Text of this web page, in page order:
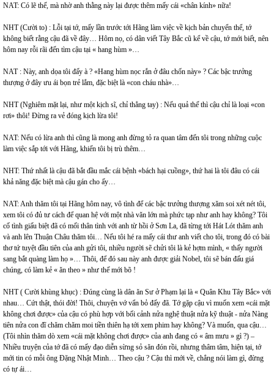
NAT: Có lẽ thế, mà nhờ anh thằng này lại được thêm mấy cái «chân kính» nữa!
NHT (Cười to) : Lỗi tại tớ, mấy lần trước tới Hãng làm việc về kịch bản chuyển thể, tớ
không biết rằng cậu đã về đây… Hôm nọ, có dân viết Tây Bắc cũ kể về cậu, tớ mới biết, nên
hôm nay rỗi rãi đến tìm cậu tại « hang hùm »…
NAT : Này, anh dọa tôi đấy à ? «Hang hùm nọc rắn ở đâu chốn này» ? Các bậc trưởng
thượng ở đây ưu ái bọn trẻ lắm, đặc biệt là «con cháu nhà»…
NHT (Nghiêm mặt lại, như một kịch sĩ, chỉ thẳng tay) : Nếu quả thế thì cậu chỉ là loại «con
rơi» thôi! Đừng ra vẻ đóng kịch lừa tôi!
NAT: Nếu có lừa anh thì cũng là mong anh đừng tỏ ra quan tâm đến tôi trong những cuộc
làm việc sắp tới với Hãng, khiến tôi bị trù thêm…
NHT: Thứ nhất là cậu đã bắt đầu mắc cái bệnh «bách hại cuồng», thứ hai là tôi đâu có cái
khả năng đặc biệt mà cậu gán cho ấy…
NAT: Anh thăm tôi tại Hãng hôm nay, vô tình để các bậc trưởng thượng xăm soi xét nét tôi,
xem tôi có đủ tư cách để quan hệ với một nhà văn lớn mà phức tạp như anh hay không? Tôi
cố tình giấu biệt đã có mối thân tình với anh từ hồi ở Sơn La, đã từng tới Hát Lót thăm anh
và anh lên Thuận Châu thăm tôi… Nếu tôi hé ra mấy cái thư anh viết cho tôi, trong đó có bài
thơ tứ tuyệt đầu tiên của anh gửi tôi, nhiều người sẽ chửi tôi là kẻ hợm mình, « thấy người
sang bắt quàng làm họ »… Thôi, để đó sau này anh được giải Nobel, tôi sẽ bán đấu giá
chúng, có làm kẻ « ăn theo » như thế mới bõ !
NHT ( Cười khùng khục) : Đúng cùng là dân ăn Sư ở Phạm lại là « Quân Khu Tây Bắc» với
nhau… Cứt thật, thói đời! Thôi, chuyện vớ vẩn bỏ đấy đã. Tớ gặp cậu vì muốn xem «cái mặt
không chơi được» của cậu có phù hợp với bối cảnh nửa nghệ thuật nửa kỹ thuật - nửa Nàng
tiên nửa con đĩ chăm chăm moi tiền thiên hạ tới xem phim hay không? Và muốn, qua cậu…
(Tôi nhìn thăm dò xem «cái mặt không chơi được» của anh đang có « âm mưu » gì ?) –
Nhiều truyện của tớ đã có mấy đạo diễn sừng sỏ săn đón rồi, nhưng thâm tâm, hiện tại, tớ
mới tin có mỗi ông Đặng Nhật Minh… Theo cậu ? Cậu thì mới về, chẳng nói làm gì, đừng
có tự ái…